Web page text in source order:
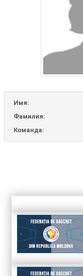
Имя:
Фамилия:
Команда: